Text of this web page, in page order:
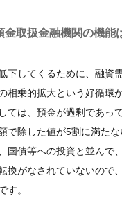
取扱金融機関の機能
してくるために、融資
相乗的拡大という好循
は、預金が過剰であっ
除した値が5割に満た
国債等への投資と並んで
換がなされていないの
す。